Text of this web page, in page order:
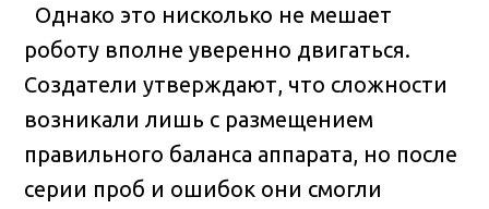
Однако это нисколько не мешает
роботу вполне уверенно двигаться.
Создатели утверждают, что сложности
возникали лишь с размещением
правильного баланса аппарата, но после
серии проб и ошибок они смогли